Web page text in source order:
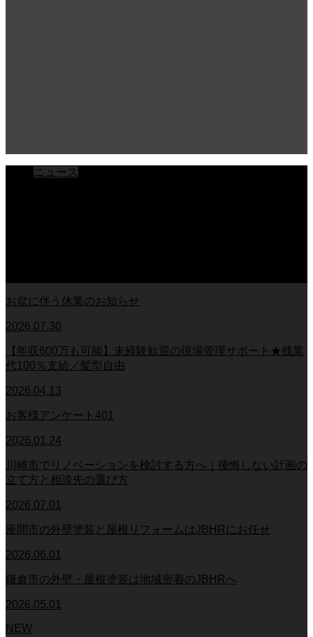
ニュース
お盆に伴う休業のお知らせ
2026.07.30
【年収600万も可能】未経験歓迎の現場管理サポート★残業
代100％支給／髪型自由
2026.04.13
お客様アンケート401
2026.01.24
川崎市でリノベーションを検討する方へ｜後悔しない計画の
立て方と相談先の選び方
2026.07.01
座間市の外壁塗装と屋根リフォームはJBHRにお任せ
2026.06.01
鎌倉市の外壁・屋根塗装は地域密着のJBHRへ
2026.05.01
NEW